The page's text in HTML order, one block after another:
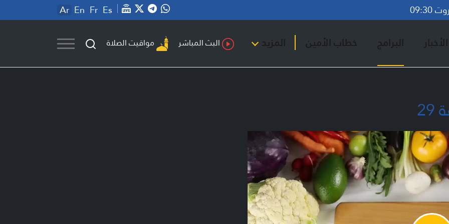
Ar En Fr Es
البرامج خطاب الأمين المزيد البث المباشر مواقيت الصلاة